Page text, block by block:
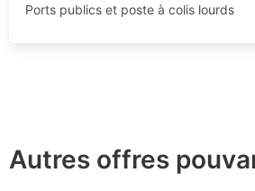
Ports publics et poste à colis lourds
Autres offres